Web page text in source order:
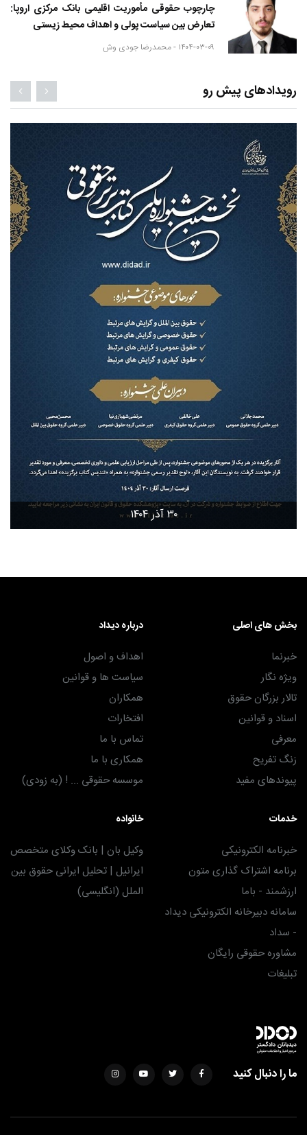
چارچوب حقوقی مأموریت اقلیمی بانک مرکزی اروپا:
تعارض بین سیاست پولی و اهداف محیط زیستی
۱۴۰۴-۰۳-۰۹ - محمدرضا جودی وش
رویدادهای پیش رو
۳۰ آذر ۱۴۰۴
بخش های اصلی
خبرنما
ویژه نگار
تالار بزرگان حقوق
اسناد و قوانین
معرفی
زنگ تفریح
پیوندهای مفید
درباره دیداد
اهداف و اصول
سیاست ها و قوانین
همکاران
افتخارات
تماس با ما
همکاری با ما
موسسه حقوقی ... ! (به زودی)
خدمات
خبرنامه الکترونیکی
برنامه اشتراک گذاری متون
ارزشمند - باما
سامانه دبیرخانه الکترونیکی دیداد
- سداد
مشاوره حقوقی رایگان
تبلیغات
خانواده
وکیل بان | بانک وکلای متخصص
ایرانیل | تحلیل ایرانی حقوق بین
الملل (انگلیسی)
ما را دنبال کنید